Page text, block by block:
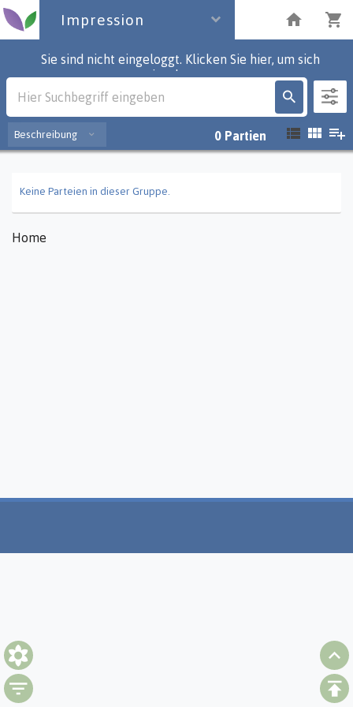
Impression
Sie sind nicht eingeloggt. Klicken Sie hier, um sich
einzuloggen.
Impression
Beschreibung 0 Partien
Keine Parteien in dieser Gruppe.
Home